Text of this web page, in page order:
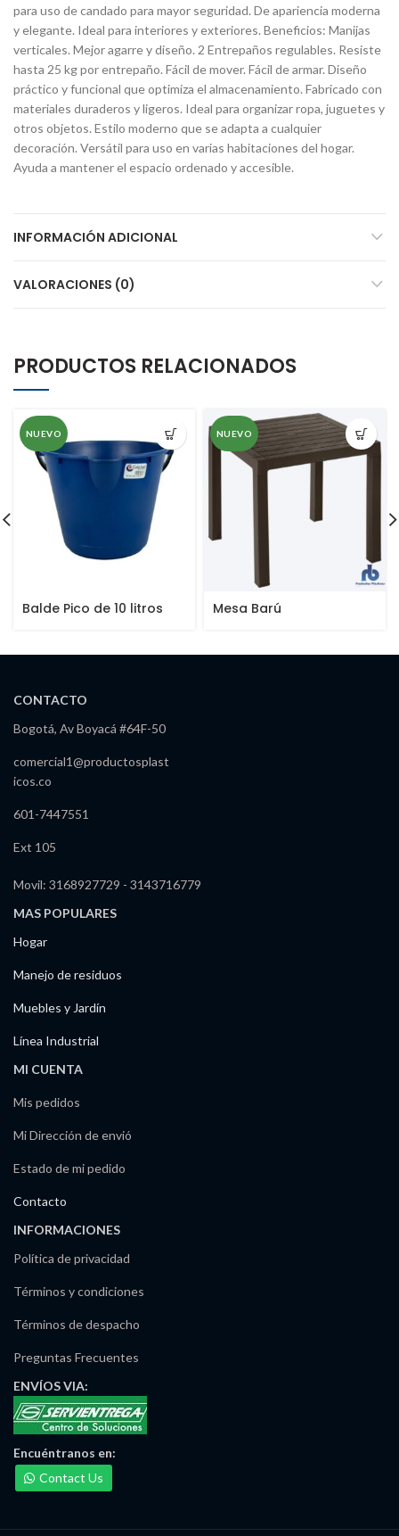
para uso de candado para mayor seguridad. De apariencia moderna
y elegante. Ideal para interiores y exteriores. Beneficios: Manijas
verticales. Mejor agarre y diseño. 2 Entrepaños regulables. Resiste
hasta 25 kg por entrepaño. Fácil de mover. Fácil de armar. Diseño
práctico y funcional que optimiza el almacenamiento. Fabricado con
materiales duraderos y ligeros. Ideal para organizar ropa, juguetes y
otros objetos. Estilo moderno que se adapta a cualquier
decoración. Versátil para uso en varias habitaciones del hogar.
Ayuda a mantener el espacio ordenado y accesible.
INFORMACIÓN ADICIONAL
VALORACIONES (0)
PRODUCTOS RELACIONADOS
NUEVO
Balde Pico de 10 litros
NUEVO
Mesa Barú
CONTACTO
Bogotá, Av Boyacá #64F-50
comercial1@productosplast
icos.co
601-7447551
Ext 105
Movil: 3168927729 - 3143716779
MAS POPULARES
Hogar
Manejo de residuos
Muebles y Jardín
Línea Industrial
MI CUENTA
Mis pedidos
Mi Dirección de envió
Estado de mi pedido
Contacto
INFORMACIONES
Política de privacidad
Términos y condiciones
Términos de despacho
Preguntas Frecuentes
ENVÍOSVIA:
Encuéntranos en:
Contact Us